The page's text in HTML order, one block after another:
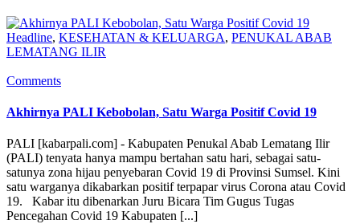
Headline, KESEHATAN & KELUARGA, PENUKAL ABAB
LEMATANG ILIR
Comments
Akhirnya PALI Kebobolan, Satu Warga Positif Covid 19
PALI [kabarpali.com] - Kabupaten Penukal Abab Lematang Ilir
(PALI) tenyata hanya mampu bertahan satu hari, sebagai satu-
satunya zona hijau penyebaran Covid 19 di Provinsi Sumsel. Kini
satu warganya dikabarkan positif terpapar virus Corona atau Covid
19. Kabar itu dibenarkan Juru Bicara Tim Gugus Tugas
Pencegahan Covid 19 Kabupaten [...]